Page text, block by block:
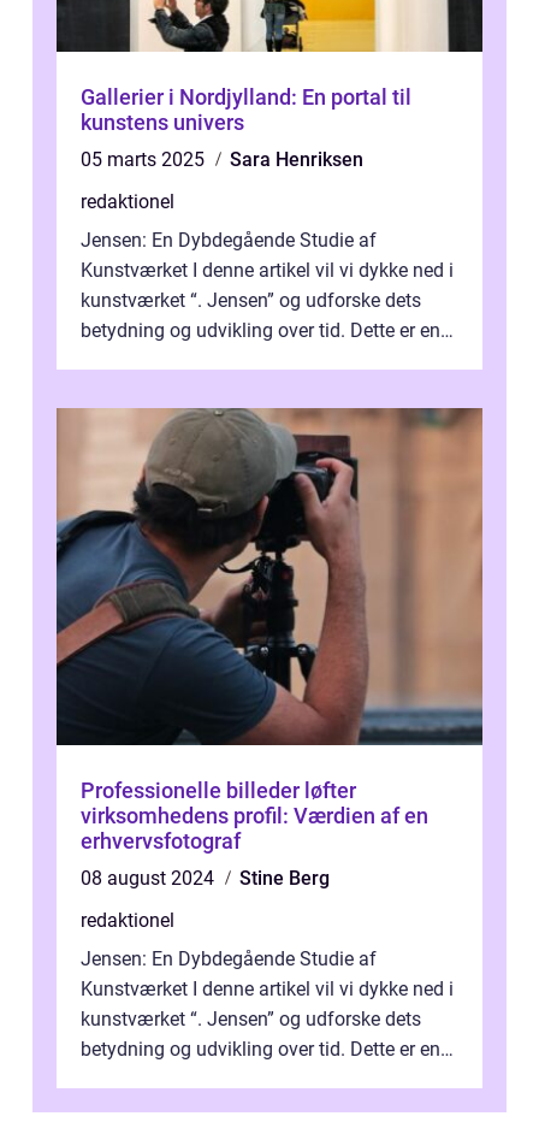
Gallerier i Nordjylland: En portal til
kunstens univers
05 marts 2025
Sara Henriksen
redaktionel
Jensen: En Dybdegående Studie af
Kunstværket I denne artikel vil vi dykke ned i
kunstværket “. Jensen” og udforske dets
betydning og udvikling over tid. Dette er en
Professionelle billeder løfter
virksomhedens profil: Værdien af en
erhvervsfotograf
08 august 2024
Stine Berg
redaktionel
Jensen: En Dybdegående Studie af
Kunstværket I denne artikel vil vi dykke ned i
kunstværket “. Jensen” og udforske dets
betydning og udvikling over tid. Dette er en